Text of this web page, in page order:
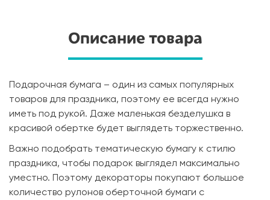
Описание товара
Подарочная бумага – один из самых популярных
товаров для праздника, поэтому ее всегда нужно
иметь под рукой. Даже маленькая безделушка в
красивой обертке будет выглядеть торжественно.
Важно подобрать тематическую бумагу к стилю
праздника, чтобы подарок выглядел максимально
уместно. Поэтому декораторы покупают большое
количество рулонов оберточной бумаги с